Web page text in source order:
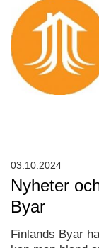
Nyheter
Byar
Finlands Byar
03.10.2024